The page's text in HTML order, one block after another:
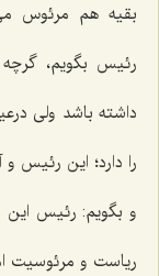
بقیه هم مرئوس
رئیس بگویم،
داشته باشد ولی
را دارد؛ این رئیس
و بگویم: رئیس
ریاست و مرئوسیت